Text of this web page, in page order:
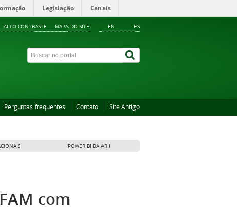
Legislação Canais
EN ES
ALTO CONTRASTE MAPA DO SITE
Perguntas frequentes Contato Site Antigo
POWER BI DA ARII
com